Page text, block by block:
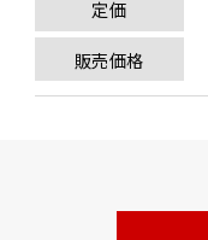
定価
販売価格